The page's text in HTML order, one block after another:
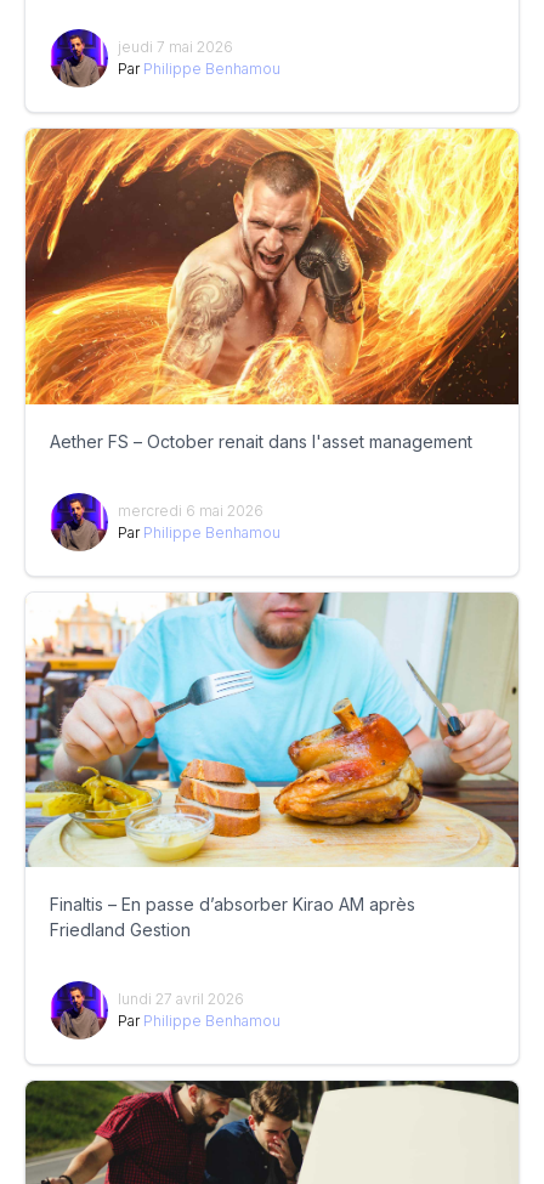
jeudi 7 mai 2026
Par Philippe Benhamou
Aether FS – October renait dans l'asset management
mercredi 6 mai 2026
Par Philippe Benhamou
Finaltis – En passe d’absorber Kirao AM après
Friedland Gestion
lundi 27 avril 2026
Par Philippe Benhamou